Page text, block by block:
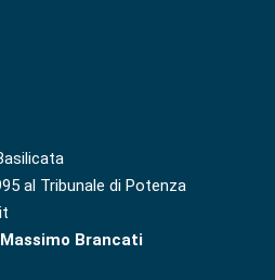
al Tribunale di Potenza
Massimo Brancati